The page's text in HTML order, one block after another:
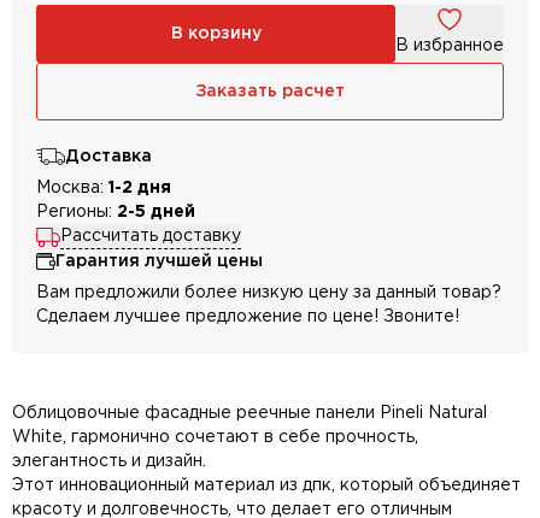
В корзину
В избранное
Заказать расчет
Доставка
Москва: 1-2 дня
Регионы: 2-5 дней
Рассчитать доставку
Гарантия лучшей цены
Вам предложили более низкую цену за данный товар?
Сделаем лучшее предложение по цене! Звоните!
Облицовочные фасадные реечные панели Pineli Natural
White, гармонично сочетают в себе прочность,
элегантность и дизайн.
Этот инновационный материал из дпк, который объединяет
красоту и долговечность, что делает его отличным